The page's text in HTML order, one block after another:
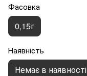
Фасовка
0,15г
Наявність
Немає в наявності